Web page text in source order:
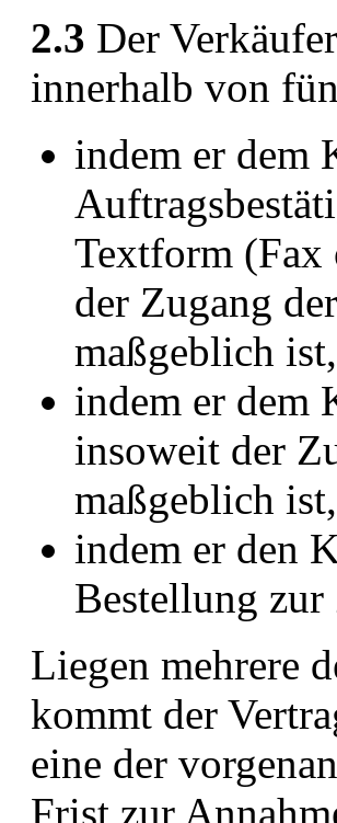
2.3 Der
innerhalb von
indem er dem
Textform
der Zugang
maßgeblich
indem er dem
insoweit der
maßgeblich
indem er den
Bestellung
Liegen mehrere
kommt der
eine der
Frist zur